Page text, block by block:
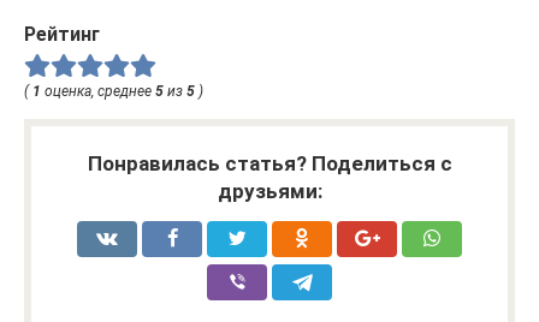
Рейтинг
( 1 оценка, среднее 5 из 5 )
Понравилась статья? Поделиться с
друзьями: